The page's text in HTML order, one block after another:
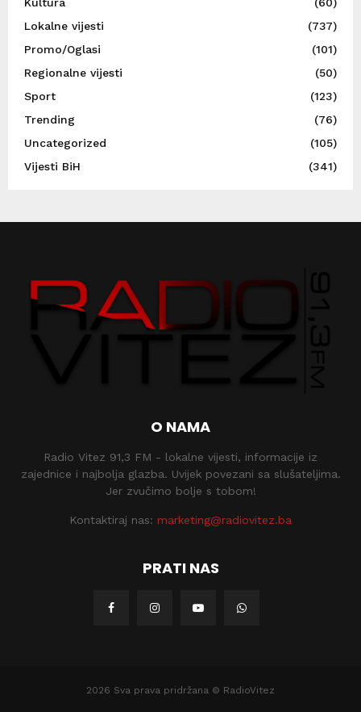
Kultura
(60)
Lokalne vijesti
(737)
Promo/Oglasi
(101)
Regionalne vijesti
(50)
Sport
(123)
Trending
(76)
Uncategorized
(105)
Vijesti BiH
(341)
O NAMA
Radio Vitez 91,3 FM - lokalne vijesti, informacije iz
zajednice i najbolja glazba. Uvijek povezani sa slušateljima.
Jer zvučimo bolje s tobom!
Kontaktiraj nas: marketing@radiovitez.ba
PRATI NAS
2026 Sva prava pridržana © RadioVitez